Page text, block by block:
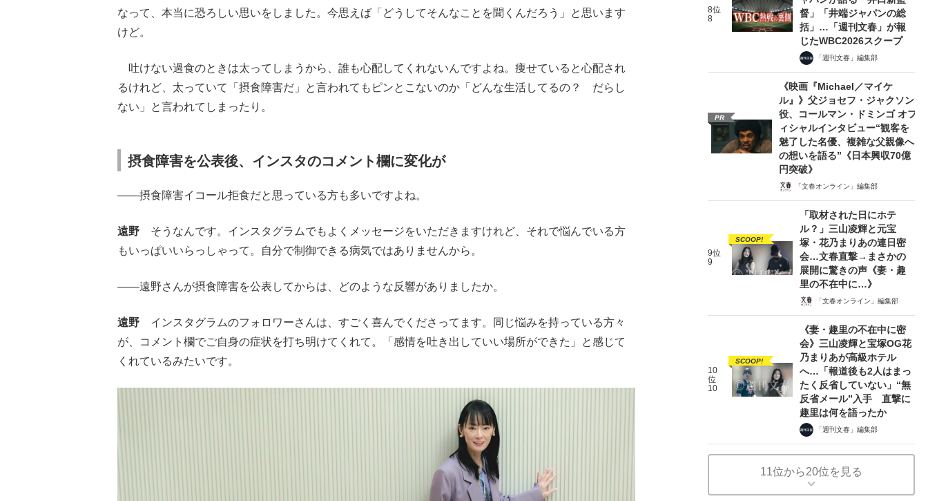
なって、本当に恐ろしい思いをしました。今思えば「どうしてそんなことを聞くんだろう」と思います
けど。
吐けない過食のときは太ってしまうから、誰も心配してくれないんですよね。痩せていると心配され
るけれど、太っていて「摂食障害だ」と言われてもピンとこないのか「どんな生活してるの？ だらし
ない」と言われてしまったり。
摂食障害を公表後、インスタのコメント欄に変化が
――摂食障害イコール拒食だと思っている方も多いですよね。
遠野 そうなんです。インスタグラムでもよくメッセージをいただきますけれど、それで悩んでいる方
もいっぱいいらっしゃって。自分で制御できる病気ではありませんから。
――遠野さんが摂食障害を公表してからは、どのような反響がありましたか。
遠野 インスタグラムのフォロワーさんは、すごく喜んでくださってます。同じ悩みを持っている方々
が、コメント欄でご自身の症状を打ち明けてくれて。「感情を吐き出していい場所ができた」と感じて
くれているみたいです。
8位
8
督」「井端ジャパンの総
括」…「週刊文春」が報
じたWBC2026スクープ
「週刊文春」編集部
PR
《映画『Michael／マイケ
ル』》父ジョセフ・ジャクソン
役、コールマン・ドミンゴ オフ
ィシャルインタビュー“観客を
魅了した名優、複雑な父親像へ
の想いを語る”《日本興収70億
円突破》
「文春オンライン」編集部
9位
9
SCOOP!
「取材された日にホテ
ル？」三山凌輝と元宝
塚・花乃まりあの連日密
会…文春直撃→まさかの
展開に驚きの声《妻・趣
里の不在中に…》
「文春オンライン」編集部
10
位
10
SCOOP!
《妻・趣里の不在中に密
会》三山凌輝と宝塚OG花
乃まりあが高級ホテル
へ…「報道後も2人はまっ
たく反省していない」“無
反省メール”入手 直撃に
趣里は何を語ったか
「週刊文春」編集部
11位から20位を見る